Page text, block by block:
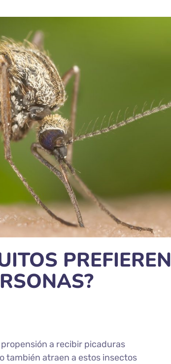
PREFIEREN
a recibir picaduras
también atraen a estos insectos